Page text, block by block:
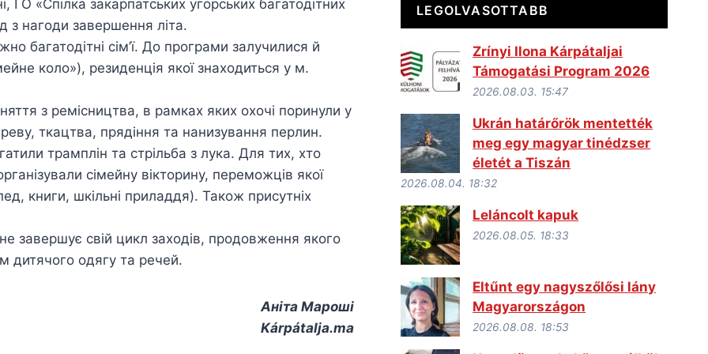
«Спілка закарпатських угорських багатодітних
з нагоди завершення літа.
багатодітні сім’ї. До програми залучилися й
коло»), резиденція якої знаходиться у м.
з ремісництва, в рамках яких охочі поринули у
ткацтва, прядіння та нанизування перлин.
трамплін та стрільба з лука. Для тих, хто
сімейну вікторину, переможців якої
книги, шкільні приладдя). Також присутніх
завершує свій цикл заходів, продовження якого
дитячого одягу та речей.
Аніта Мароші
Kárpátalja.ma
LEGOLVASOTTABB
Zrínyi Ilona Kárpátaljai
Támogatási Program 2026
2026.08.03. 15:47
Ukrán határőrök mentették
meg egy magyar tinédzser
életét a Tiszán
2026.08.04. 18:32
Leláncolt kapuk
2026.08.05. 18:33
Eltűnt egy nagyszőlősi lány
Magyarországon
2026.08.08. 18:53